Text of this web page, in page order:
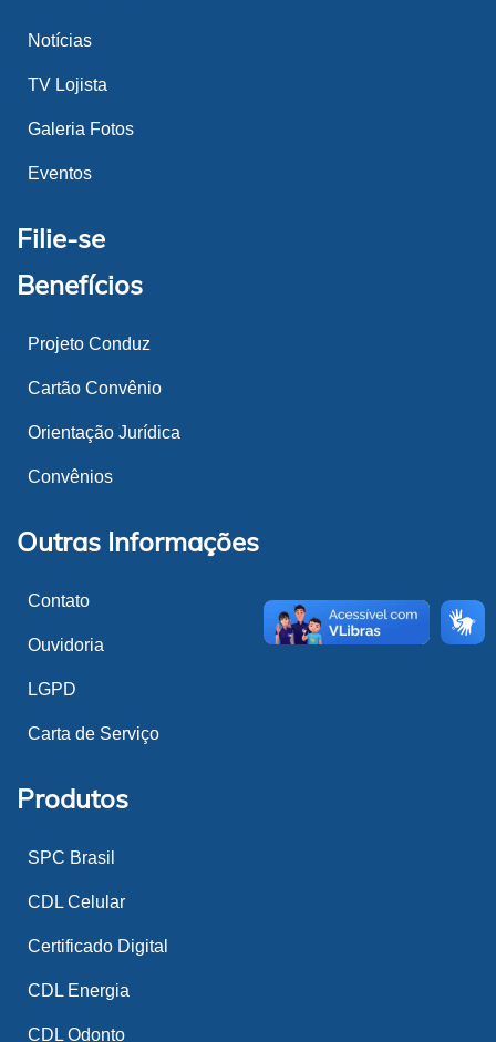
Notícias
TV Lojista
Galeria Fotos
Eventos
Filie-se
Benefícios
Projeto Conduz
Cartão Convênio
Orientação Jurídica
Convênios
Outras Informações
Contato
Ouvidoria
LGPD
Carta de Serviço
Produtos
SPC Brasil
CDL Celular
Certificado Digital
CDL Energia
CDL Odonto